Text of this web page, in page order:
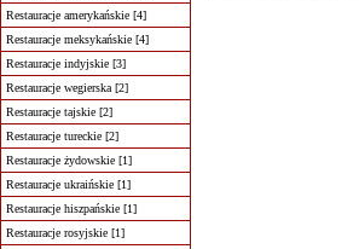
Restauracje amerykańskie [4]
Restauracje meksykańskie [4]
Restauracje indyjskie [3]
Restauracje wegierska [2]
Restauracje tajskie [2]
Restauracje tureckie [2]
Restauracje żydowskie [1]
Restauracje ukraińskie [1]
Restauracje hiszpańskie [1]
Restauracje rosyjskie [1]